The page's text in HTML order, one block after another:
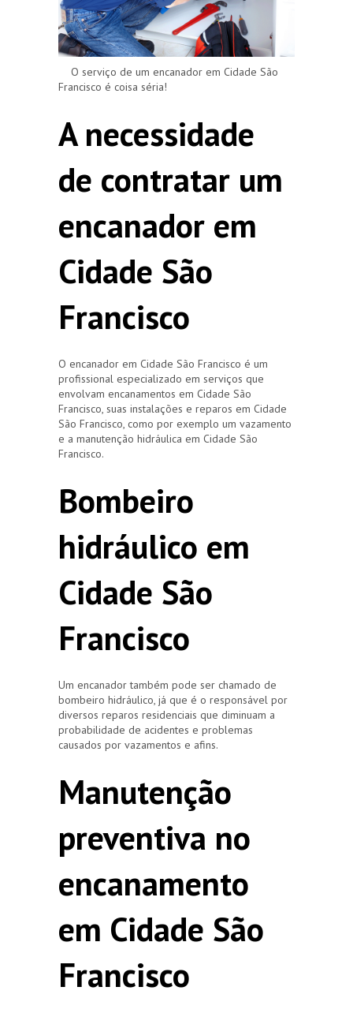
O serviço de um encanador em Cidade São
Francisco é coisa séria!
A necessidade
de contratar um
encanador em
Cidade São
Francisco
O encanador em Cidade São Francisco é um
profissional especializado em serviços que
envolvam encanamentos em Cidade São
Francisco, suas instalações e reparos em Cidade
São Francisco, como por exemplo um vazamento
e a manutenção hidráulica em Cidade São
Francisco.
Bombeiro
hidráulico em
Cidade São
Francisco
Um encanador também pode ser chamado de
bombeiro hidráulico, já que é o responsável por
diversos reparos residenciais que diminuam a
probabilidade de acidentes e problemas
causados por vazamentos e afins.
Manutenção
preventiva no
encanamento
em Cidade São
Francisco